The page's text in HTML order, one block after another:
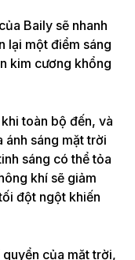
Baily sẽ nhanh
lại một điểm sáng
kim cương khổng
toàn bộ đến, và
ánh sáng mặt trời
sáng có thể tỏa
khí sẽ giảm
đột ngột khiến
của mặt trời,